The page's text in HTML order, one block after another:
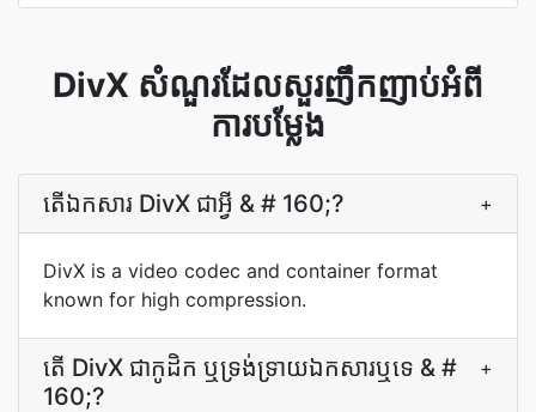
DivX សំណួរដែលសួរញឹកញាប់អំពី
ការបម្លែង
តើ​ឯកសារ DivX ជា​អ្វី & # 160;? +
DivX is a video codec and container format
known for high compression.
តើ DivX ជា​កូដិក ឬ​ទ្រង់ទ្រាយ​ឯកសារ​ឬ​ទេ & #
160;?
+